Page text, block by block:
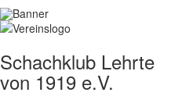
Schachklub Lehrte
von 1919 e.V.